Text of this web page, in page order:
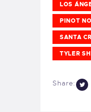
LOS
PINOT
SANTA
TYLER
Share: